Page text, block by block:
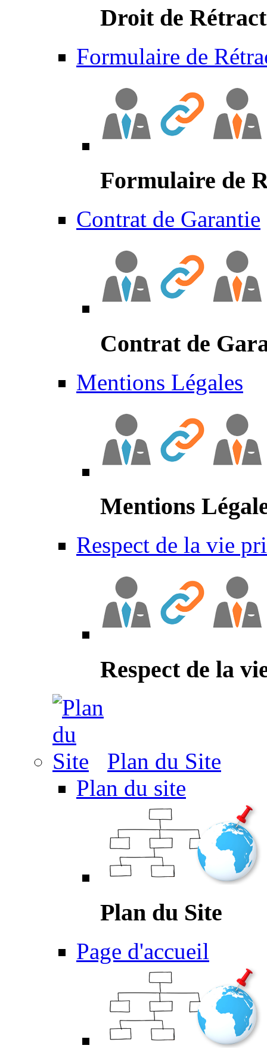
Droit de
Formulaire de
Formulaire de
Contrat de Garantie
Contrat de
Mentions Légales
Mentions
Respect de la vie
Respect de la
Plan du Site
Plan du site
Plan du Site
Page d'accueil